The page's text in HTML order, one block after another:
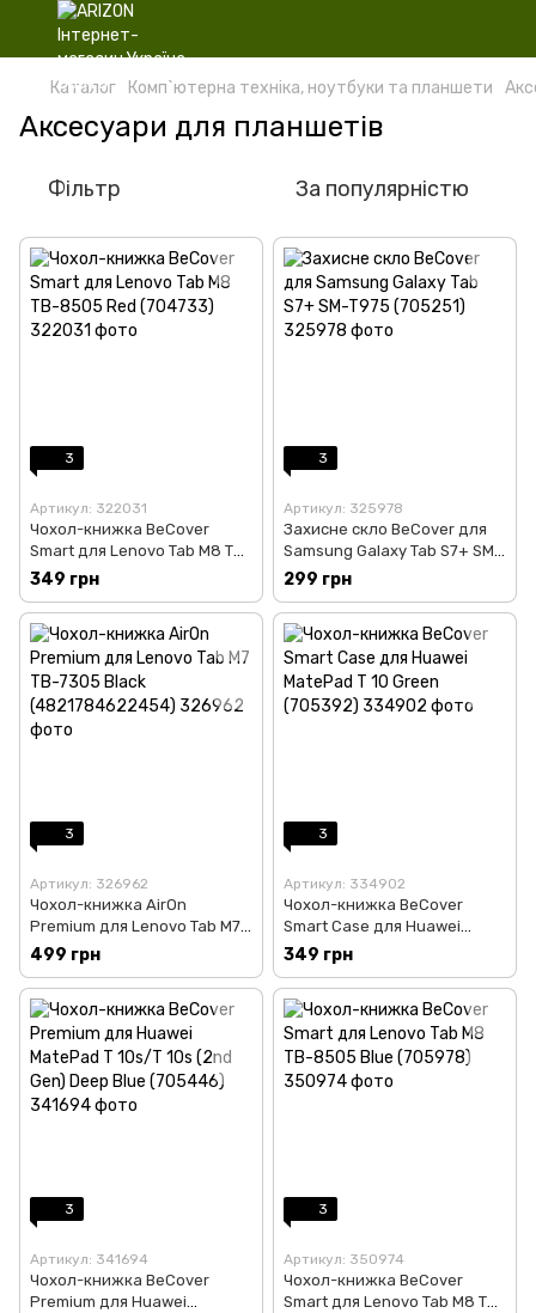
Каталог Комп`ютерна техніка, ноутбуки та планшети
Аксесуари для планшетів
Фільтр За популярністю
3
Артикул: 322031
Чохол-книжка BeCover
Smart для Lenovo Tab M8 TB-
8505 Red (704733)
349 грн
3
Артикул: 325978
Захисне скло BeCover для
Samsung Galaxy Tab S7+ SM-
T975 (705251)
299 грн
3
Артикул: 326962
Чохол-книжка AirOn
Premium для Lenovo Tab M7
TB-7305 Black
(4821784622454)
499 грн
3
Артикул: 334902
Чохол-книжка BeCover
Smart Case для Huawei
MatePad T 10 Green (705392)
349 грн
3
Артикул: 341694
Чохол-книжка BeCover
Premium для Huawei
3
Артикул: 350974
Чохол-книжка BeCover
Smart для Lenovo Tab M8 TB-